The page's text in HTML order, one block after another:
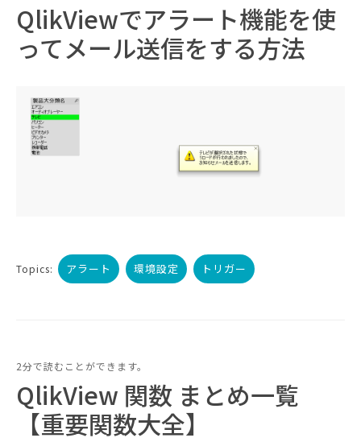
QlikViewでアラート機能を使
ってメール送信をする方法
Topics: アラート 環境設定 トリガー
2分で読むことができます。
QlikView 関数 まとめ一覧
【重要関数大全】